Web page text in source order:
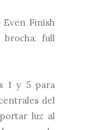
Even Finish
brocha: full
1 y 5 para
del
luz al